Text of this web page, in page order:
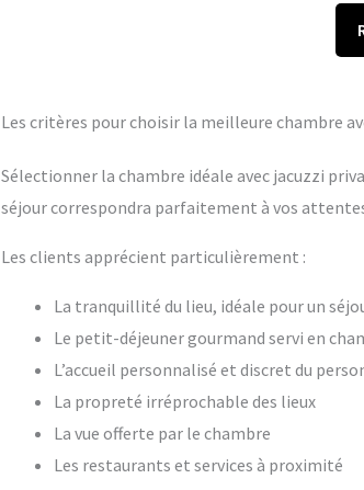
Les critères pour choisir la meilleure chambre
Sélectionner la chambre idéale avec jacuzzi
séjour correspondra parfaitement à vos
Les clients apprécient particulièrement :
La tranquillité du lieu, idéale pour un
Le petit-déjeuner gourmand servi en
L’accueil personnalisé et discret du
La propreté irréprochable des lieux
La vue offerte par le chambre
Les restaurants et services à proximité